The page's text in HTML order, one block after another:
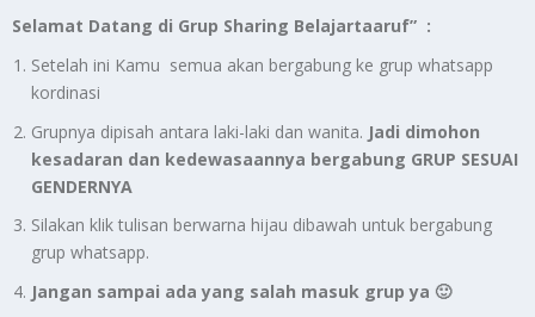
Selamat Datang di Grup Sharing Belajartaaruf” :
Setelah ini Kamu semua akan bergabung ke grup whatsapp
kordinasi
Grupnya dipisah antara laki-laki dan wanita. Jadi dimohon
kesadaran dan kedewasaannya bergabung GRUP SESUAI
GENDERNYA
Silakan klik tulisan berwarna hijau dibawah untuk bergabung
grup whatsapp.
Jangan sampai ada yang salah masuk grup ya 🙂